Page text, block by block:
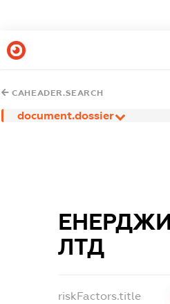
CAHEADER.SEARCH
document.dossier
ЛТД
riskFactors.title